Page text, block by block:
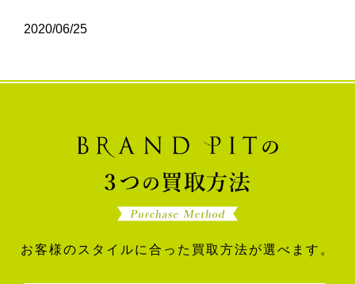
2020/06/25
お客様のスタイルに合った買取方法が選べます。